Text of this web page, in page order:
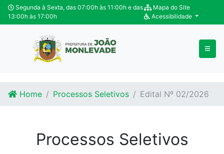
Ir para o conteúdo
Ir para o fim do conteúdo
Segunda à Sexta, das 07:00h às 11:00h e das
13:00h às 17:00h
Mapa do Site
Acessibilidade
Home Processos Seletivos Edital Nº 02/2026
Processos Seletivos